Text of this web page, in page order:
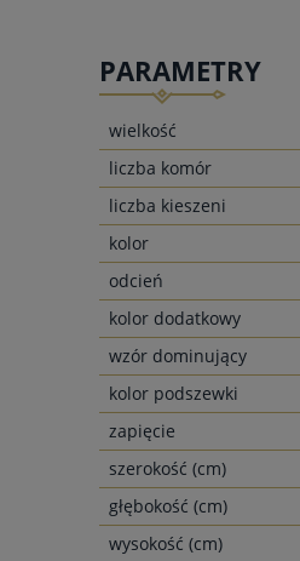
PARAMETRY
wielkość
liczba komór
liczba kieszeni
kolor
odcień
kolor dodatkowy
wzór dominujący
kolor podszewki
zapięcie
szerokość (cm)
głębokość (cm)
wysokość (cm)